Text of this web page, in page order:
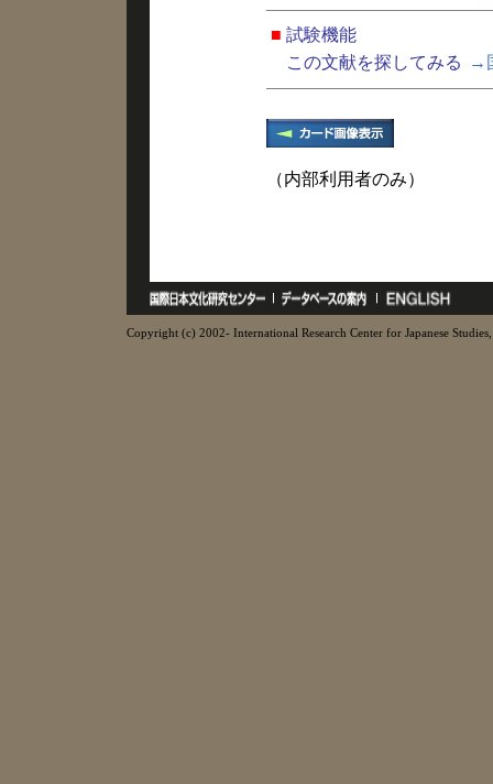
■ 試験機能
この文献を探してみる
→
（内部利用者のみ）
Copyright (c) 2002- International Research Center for Japanese